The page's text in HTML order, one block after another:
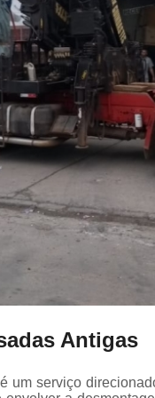
Antigas
um serviço